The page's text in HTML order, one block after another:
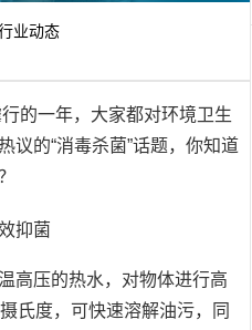
业动态
的一年，大家都对环境卫生
议的“消毒杀菌”话题，你知道
抑菌
高压的热水，对物体进行高
氏度，可快速溶解油污，同